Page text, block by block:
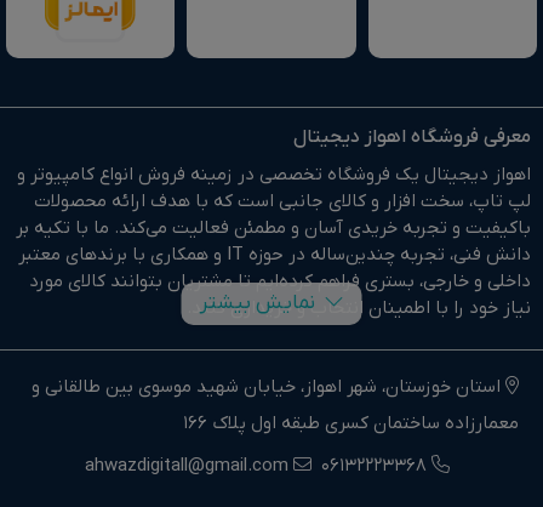
معرفی فروشگاه اهواز دیجیتال
اهواز دیجیتال یک فروشگاه تخصصی در زمینه فروش انواع کامپیوتر و
لپ تاپ، سخت افزار و کالای جانبی است که با هدف ارائه محصولات
باکیفیت و تجربه خریدی آسان و مطمئن فعالیت می‌کند. ما با تکیه بر
دانش فنی، تجربه چندین‌ساله در حوزه IT و همکاری با برندهای معتبر
داخلی و خارجی، بستری فراهم کرده‌ایم تا مشتریان بتوانند کالای مورد
نیاز خود را با اطمینان انتخاب و خریداری کنند.
در وبسایت اهواز دیجیتال براحتی خرید آنلاین انجام دهید و در
کوتاهترین زمان ممکن کالای خود را تحویل بگیرید.
ما وارد کننده مستقیم انواع کامپیوتر،لپ تاپ و سخت افزار استوک و
اوپن باکس در جنوب غرب کشور هستیم.
نمایش بیشتر
استان خوزستان، شهر اهواز، خیابان شهید موسوی بین طالقانی و
معمارزاده ساختمان کسری طبقه اول پلاک 166
06132223368
ahwazdigitall@gmail.com